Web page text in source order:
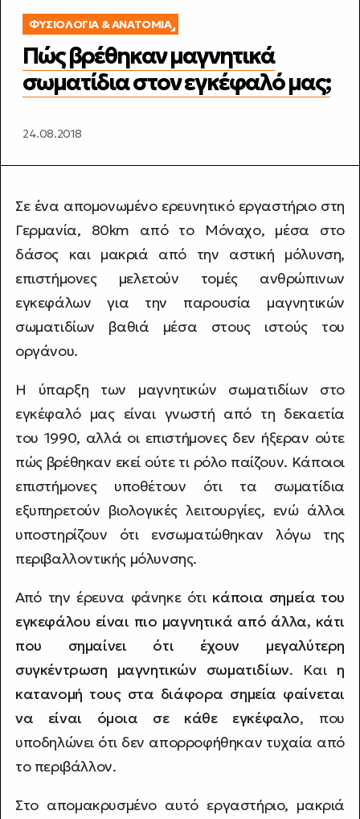
ΦΥΣΙΟΛΟΓΊΑ & ΑΝΑΤΟΜΊΑ
Πώς βρέθηκαν μαγνητικά
σωματίδια στον εγκέφαλό μας;
24.08.2018
Σε ένα απομονωμένο ερευνητικό εργαστήριο στη
Γερμανία, 80km από το Μόναχο, μέσα στο
δάσος και μακριά από την αστική μόλυνση,
επιστήμονες μελετούν τομές ανθρώπινων
εγκεφάλων για την παρουσία μαγνητικών
σωματιδίων βαθιά μέσα στους ιστούς του
οργάνου.
Η ύπαρξη των μαγνητικών σωματιδίων στο
εγκέφαλό μας είναι γνωστή από τη δεκαετία
του 1990, αλλά οι επιστήμονες δεν ήξεραν ούτε
πώς βρέθηκαν εκεί ούτε τι ρόλο παίζουν. Κάποιοι
επιστήμονες υποθέτουν ότι τα σωματίδια
εξυπηρετούν βιολογικές λειτουργίες, ενώ άλλοι
υποστηρίζουν ότι ενσωματώθηκαν λόγω της
περιβαλλοντικής μόλυνσης.
Από την έρευνα φάνηκε ότι κάποια σημεία του
εγκεφάλου είναι πιο μαγνητικά από άλλα, κάτι
που σημαίνει ότι έχουν μεγαλύτερη
συγκέντρωση μαγνητικών σωματιδίων. Και η
κατανομή τους στα διάφορα σημεία φαίνεται
να είναι όμοια σε κάθε εγκέφαλο, που
υποδηλώνει ότι δεν απορροφήθηκαν τυχαία από
το περιβάλλον.
Στο απομακρυσμένο αυτό εργαστήριο, μακριά